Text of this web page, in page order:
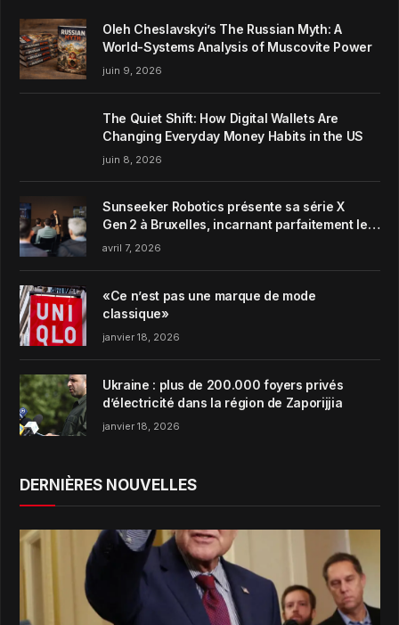
Oleh Cheslavskyi’s The Russian Myth: A
World-Systems Analysis of Muscovite Power
juin 9, 2026
The Quiet Shift: How Digital Wallets Are
Changing Everyday Money Habits in the US
juin 8, 2026
Sunseeker Robotics présente sa série X
Gen 2 à Bruxelles, incarnant parfaitement le
concept de Garden Harmony de la marque
avril 7, 2026
«Ce n’est pas une marque de mode
classique»
janvier 18, 2026
Ukraine : plus de 200.000 foyers privés
d’électricité dans la région de Zaporijjia
janvier 18, 2026
DERNIÈRES NOUVELLES